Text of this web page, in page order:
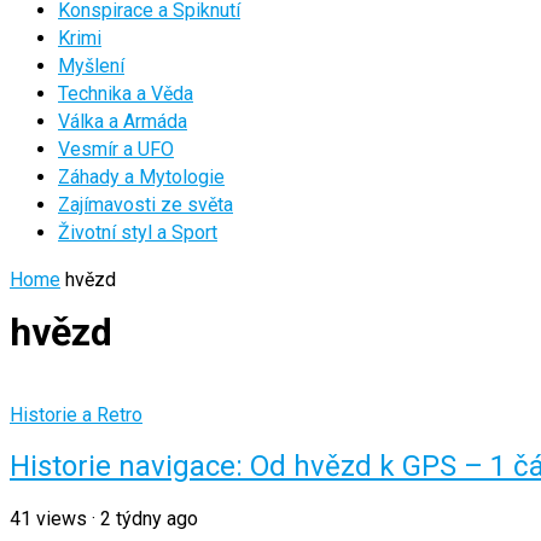
Konspirace a Spiknutí
Krimi
Myšlení
Technika a Věda
Válka a Armáda
Vesmír a UFO
Záhady a Mytologie
Zajímavosti ze světa
Životní styl a Sport
Home hvězd
hvězd
Historie a Retro
Historie navigace: Od hvězd k GPS – 1
41 views · 2 týdny ago